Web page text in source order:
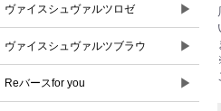
ヴァイスシュヴァルツロゼ ▶
ヴァイスシュヴァルツブラウ ▶
Reバースfor you ▶